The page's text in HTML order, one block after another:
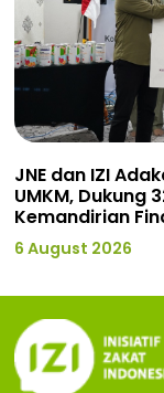
JNE dan IZI
UMKM, Dukung
Kemandirian
6 August 2026